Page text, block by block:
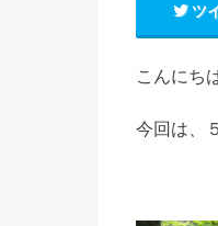
ツ
こんにち
今回は、